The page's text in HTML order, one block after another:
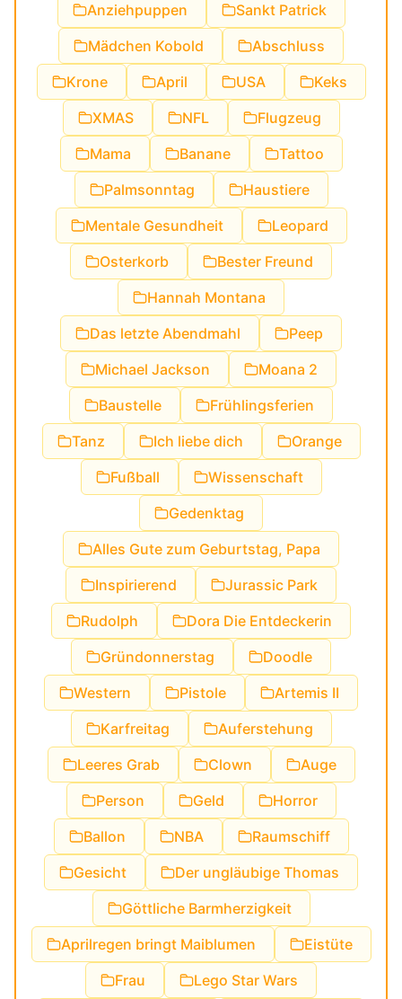
Anziehpuppen
Sankt Patrick
Mädchen Kobold
Abschluss
Krone
April USA
Keks
XMAS
NFL
Flugzeug
Mama
Banane
Tattoo
Palmsonntag
Haustiere
Mentale Gesundheit
Leopard
Osterkorb
Bester Freund
Hannah Montana
Das letzte Abendmahl
Peep
Michael Jackson
Moana 2
Baustelle
Frühlingsferien
Tanz
Ich liebe dich
Orange
Fußball
Wissenschaft
Gedenktag
Alles Gute zum Geburtstag, Papa
Inspirierend
Jurassic Park
Rudolph
Dora Die Entdeckerin
Gründonnerstag
Doodle
Western
Pistole
Artemis II
Karfreitag
Auferstehung
Leeres Grab
Clown
Auge
Person
Geld
Horror
Ballon
NBA
Raumschiff
Gesicht
Der ungläubige Thomas
Göttliche Barmherzigkeit
Aprilregen bringt Maiblumen
Eistüte
Frau
Lego Star Wars